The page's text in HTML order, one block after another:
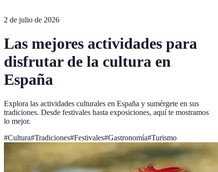
2 de julio de 2026
Las mejores actividades para
disfrutar de la cultura en
España
Explora las actividades culturales en España y sumérgete en sus
tradiciones. Desde festivales hasta exposiciones, aquí te mostramos
lo mejor.
#Cultura#Tradiciones#Festivales#Gastronomía#Turismo